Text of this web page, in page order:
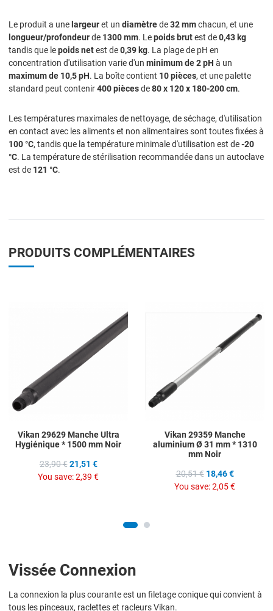
Le produit a une largeuret un diamètrede32 mmchacun, et une
longueur/profondeurde 1300 mm. Lepoids brutest de0,43 kg
tandis que lepoids netest de0,39 kg. La plage de pH en
concentration d'utilisation varie d'un minimum de 2 pH à un
maximum de 10,5 pH. La boîte contient 10 pièces, et une palette
standard peut contenir400 piècesde80 x 120 x 180-200 cm.
Les températures maximales de nettoyage, de séchage, d'utilisation
en contact avec les aliments et non alimentaires sont toutes fixées à
100 °C, tandis que la température minimale d'utilisation est de-20
°C. La température de stérilisation recommandée dans un autoclave
est de 121 °C.
PRODUITS COMPLÉMENTAIRES
Vikan 29629 Manche Ultra
Hygiénique * 1500 mm Noir
23,90 € 21,51 €
You save:2,39 €
Vikan 29359 Manche
aluminium Ø 31 mm * 1310
mm Noir
20,51 € 18,46 €
You save:2,05 €
Vissée Connexion
La connexion la plus courante est un filetage conique qui convient à
tous les pinceaux, raclettes et racleurs Vikan.